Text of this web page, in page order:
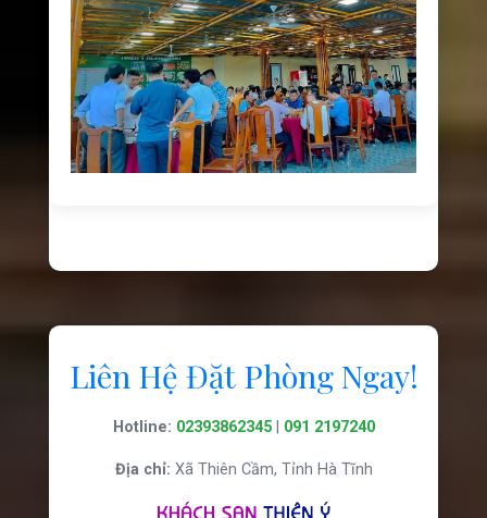
Liên Hệ Đặt Phòng Ngay!
Hotline: 02393862345| 091 2197240
Địa chỉ: Xã Thiên Cầm, Tỉnh Hà Tĩnh